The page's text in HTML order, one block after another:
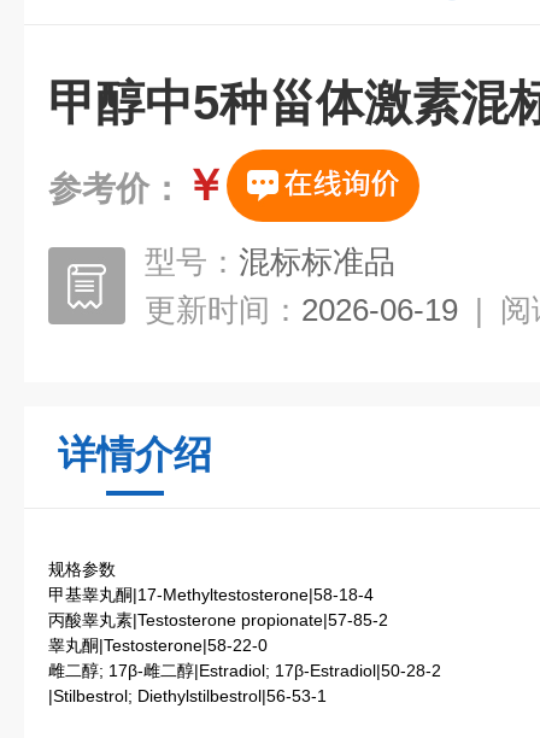
甲醇中5种甾体激素混
参考价： ￥
型号： 混标标准品
更新时间： 2026-06-19 | 阅
详情介绍
规格参数
甲基睾丸酮|17-Methyltestosterone|58-18-4
丙酸睾丸素|Testosterone propionate|57-85-2
睾丸酮|Testosterone|58-22-0
雌二醇; 17β-雌二醇|Estradiol; 17β-Estradiol|50-28-2
|Stilbestrol; Diethylstilbestrol|56-53-1